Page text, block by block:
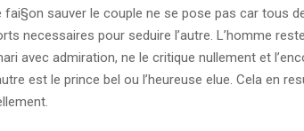
sauver le couple ne se pose pas car tous
necessaires pour seduire l’autre. L’homme
avec admiration, ne le critique nullement et
est le prince bel ou l’heureuse elue. Cela en